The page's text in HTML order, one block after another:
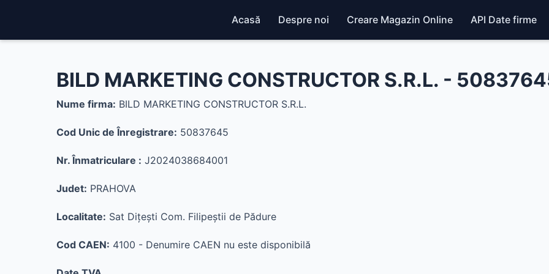
Acasă Despre noi Creare Magazin Online API Date firme
BILD MARKETING CONSTRUCTOR S.R.L. -
Nume firma: BILD MARKETING CONSTRUCTOR S.R.L.
Cod Unic de Înregistrare: 50837645
Nr. Înmatriculare : J2024038684001
Judet: PRAHOVA
Localitate: Sat Diţeşti Com. Filipeştii de Pădure
Cod CAEN: 4100 - Denumire CAEN nu este disponibilă